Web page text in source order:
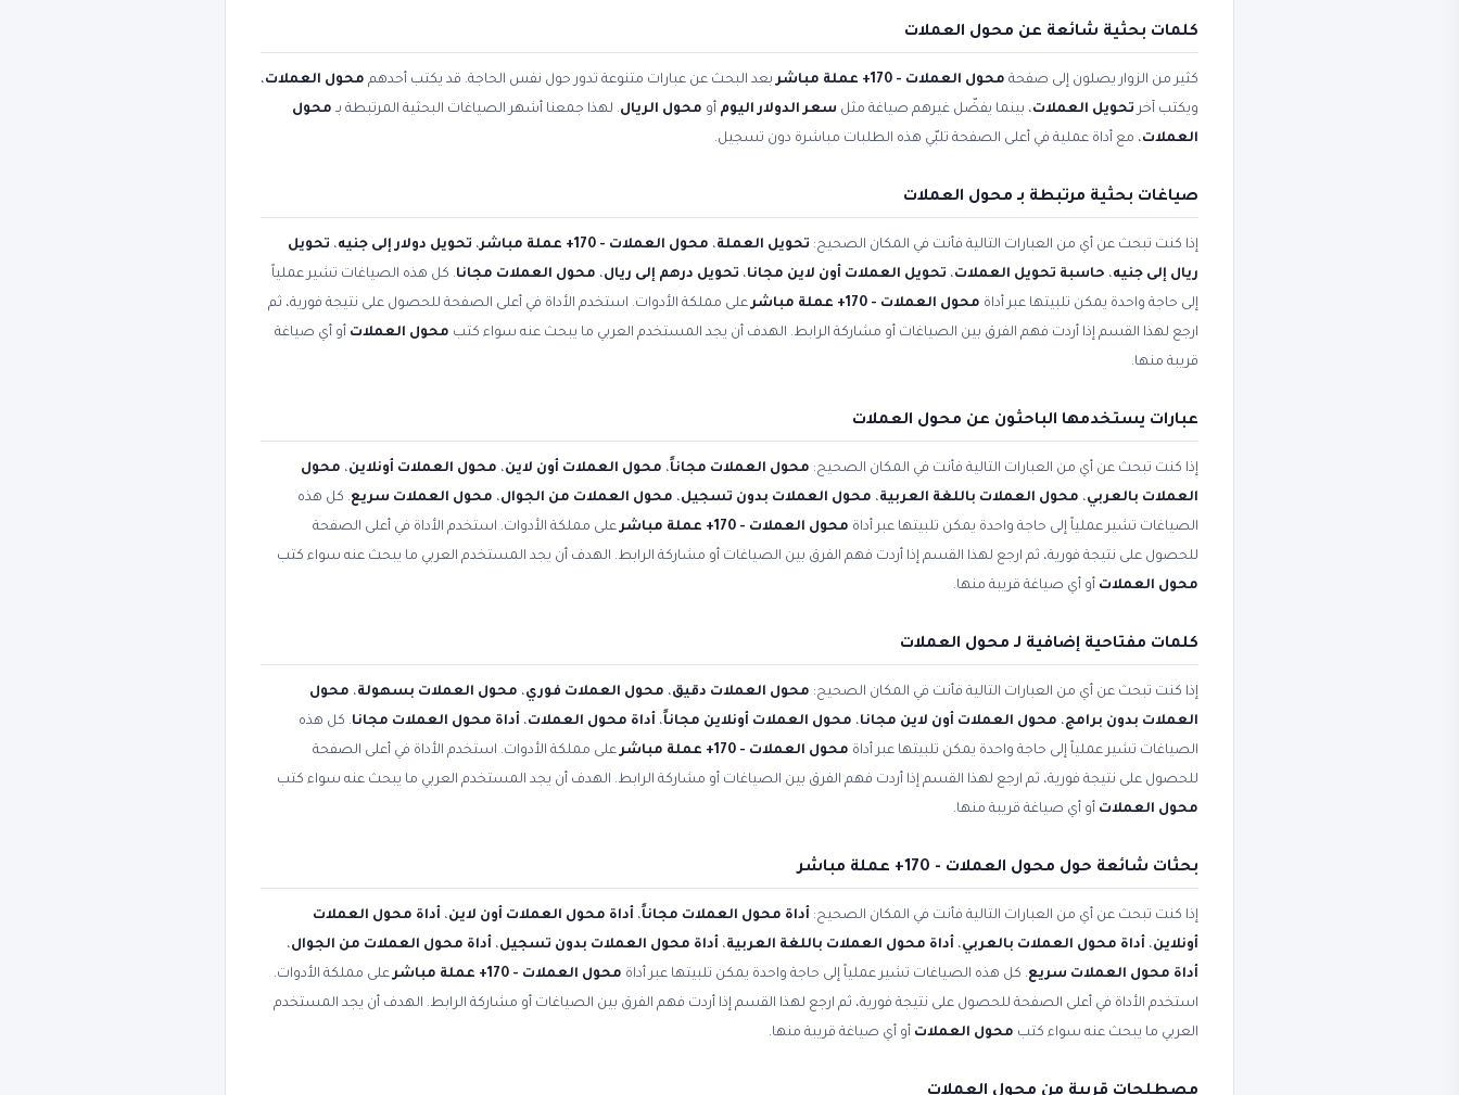
كلمات بحثية شائعة عن محول العملات
كثير من الزوار يصلون إلى صفحة محول العملات - 170+ عملة مباشر بعد البحث عن عبارات متنوعة تدور حول نفس الحاجة. قد يكتب أحدهم محول العملات،
ويكتب آخر تحويل العملات، بينما يفضّل غيرهم صياغة مثل سعر الدولار اليوم أو محول الريال. لهذا جمعنا أشهر الصياغات البحثية المرتبطة بـ محول
العملات، مع أداة عملية في أعلى الصفحة تلبّي هذه الطلبات مباشرة دون تسجيل.
صياغات بحثية مرتبطة بـ محول العملات
إذا كنت تبحث عن أي من العبارات التالية فأنت في المكان الصحيح: تحويل العملة، محول العملات - 170+ عملة مباشر ، تحويل دولار إلى جنيه، تحويل
ريال إلى جنيه، حاسبة تحويل العملات، تحويل العملات أون لاين مجانا، تحويل درهم إلى ريال، محول العملات مجانا. كل هذه الصياغات تشير عملياً
إلى حاجة واحدة يمكن تلبيتها عبر أداة محول العملات - 170+ عملة مباشر
على مملكة الأدوات. استخدم الأداة في أعلى الصفحة للحصول على نتيجة فورية، ثم
ارجع لهذا القسم إذا أردت فهم الفرق بين الصياغات أو مشاركة الرابط. الهدف أن يجد المستخدم العربي ما يبحث عنه سواء كتب محول العملات أو أي صياغة
قريبة منها.
عبارات يستخدمها الباحثون عن محول العملات
إذا كنت تبحث عن أي من العبارات التالية فأنت في المكان الصحيح: محول العملات مجاناً، محول العملات أون لاين، محول العملات أونلاين، محول
العملات بالعربي، محول العملات باللغة العربية، محول العملات بدون تسجيل، محول العملات من الجوال، محول العملات سريع. كل هذه
الصياغات تشير عملياً إلى حاجة واحدة يمكن تلبيتها عبر أداة محول العملات - 170+ عملة مباشر
على مملكة الأدوات. استخدم الأداة في أعلى الصفحة
للحصول على نتيجة فورية، ثم ارجع لهذا القسم إذا أردت فهم الفرق بين الصياغات أو مشاركة الرابط. الهدف أن يجد المستخدم العربي ما يبحث عنه سواء كتب
محول العملات أو أي صياغة قريبة منها.
كلمات مفتاحية إضافية لـ محول العملات
إذا كنت تبحث عن أي من العبارات التالية فأنت في المكان الصحيح: محول العملات دقيق، محول العملات فوري، محول العملات بسهولة، محول
العملات بدون برامج، محول العملات أون لاين مجانا، محول العملات أونلاين مجاناً، أداة محول العملات، أداة محول العملات مجانا. كل هذه
الصياغات تشير عملياً إلى حاجة واحدة يمكن تلبيتها عبر أداة محول العملات - 170+ عملة مباشر
على مملكة الأدوات. استخدم الأداة في أعلى الصفحة
للحصول على نتيجة فورية، ثم ارجع لهذا القسم إذا أردت فهم الفرق بين الصياغات أو مشاركة الرابط. الهدف أن يجد المستخدم العربي ما يبحث عنه سواء كتب
محول العملات أو أي صياغة قريبة منها.
بحثات شائعة حول محول العملات - 170+ عملة مباشر
إذا كنت تبحث عن أي من العبارات التالية فأنت في المكان الصحيح: أداة محول العملات مجاناً، أداة محول العملات أون لاين، أداة محول العملات
أونلاين، أداة محول العملات بالعربي، أداة محول العملات باللغة العربية، أداة محول العملات بدون تسجيل، أداة محول العملات من الجوال،
أداة محول العملات سريع. كل هذه الصياغات تشير عملياً إلى حاجة واحدة يمكن تلبيتها عبر أداة محول العملات - 170+ عملة مباشر
على مملكة الأدوات.
استخدم الأداة في أعلى الصفحة للحصول على نتيجة فورية، ثم ارجع لهذا القسم إذا أردت فهم الفرق بين الصياغات أو مشاركة الرابط. الهدف أن يجد المستخدم
العربي ما يبحث عنه سواء كتب محول العملات أو أي صياغة قريبة منها.